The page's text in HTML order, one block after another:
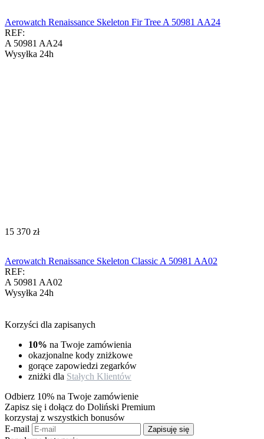
Aerowatch Renaissance Skeleton Fir Tree A 50981 AA24
REF:
A 50981 AA24
Wysyłka 24h
‍15 370‍ zł
Aerowatch Renaissance Skeleton Classic A 50981 AA02
REF:
A 50981 AA02
Wysyłka 24h
Korzyści dla zapisanych
10% na Twoje zamówienia
okazjonalne kody zniżkowe
gorące zapowiedzi zegarków
zniżki dla Stałych Klientów
Odbierz 10% na Twoje zamówienie
Zapisz się i dołącz do Doliński Premium
korzystaj z wszystkich bonusów
E-mail
Zapisuję się